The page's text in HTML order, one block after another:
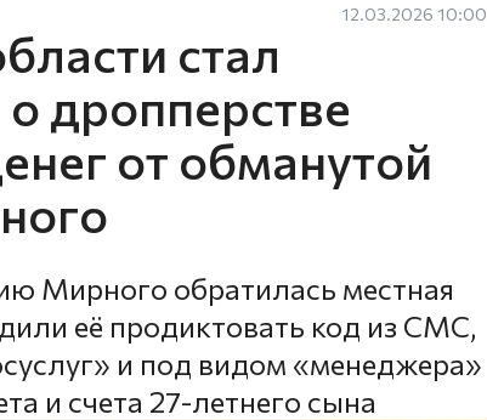
12.03.2026 10:00
стал
дропперстве
от обманутой
Мирного обратилась местная
её продиктовать код из СМС,
и под видом «менеджера»
и счета 27-летнего сына